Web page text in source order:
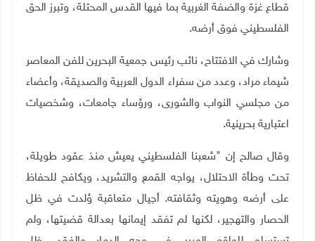
قطاع غزة والضفة الغربية بما فيها القدس المحتلة، وتبرز الحق
الفلسطيني فوق أرضه.
وشارك في الافتتاح، نائب رئيس جمعية البحرين للفن المعاصر
شيماء مراد، وعدد من سفراء الدول العربية والصديقة، وأعضاء
من مجلسي النواب والشورى، ورؤساء جامعات، وشخصيات
اعتبارية بحرينية.
وقال صالح إن "شعبنا الفلسطيني يعيش منذ عقود طويلة،
تحت وطأة الاحتلال، يواجه القمع والتشريد، ويكافح للحفاظ
على أرضه وهويته وثقافته. أجيال متعاقبة وُلدت في ظل
الحصار والتهجير، لكنها لم تفقد إيمانها بعدالة قضيتها، ولم